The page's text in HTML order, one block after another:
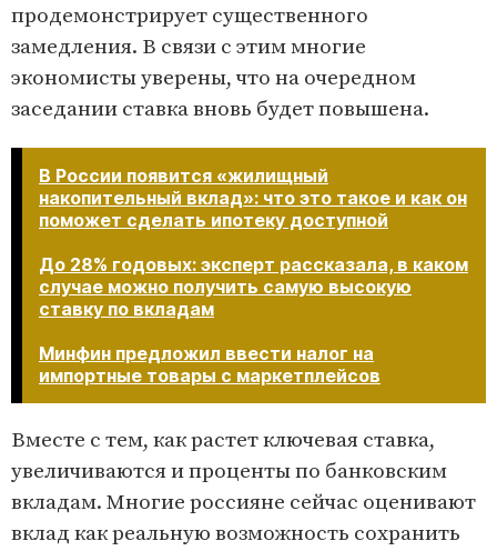
продемонстрирует существенного
замедления. В связи с этим многие
экономисты уверены, что на очередном
заседании ставка вновь будет повышена.
В России появится «жилищный
накопительный вклад»: что это такое и как он
поможет сделать ипотеку доступной
До 28% годовых: эксперт рассказала, в каком
случае можно получить самую высокую
ставку по вкладам
Минфин предложил ввести налог на
импортные товары с маркетплейсов
Вместе с тем, как растет ключевая ставка,
увеличиваются и проценты по банковским
вкладам. Многие россияне сейчас оценивают
вклад как реальную возможность сохранить